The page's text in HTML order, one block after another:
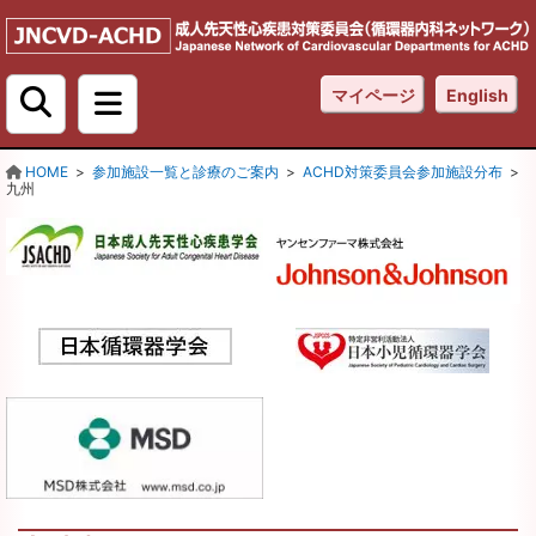
  マイページ English
HOME 参加施設一覧と診療のご案内
ACHD対策委員会参加施設分布
九州